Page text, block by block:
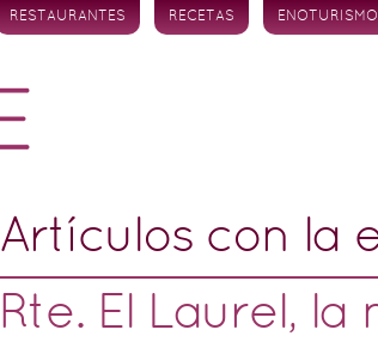
RESTAURANTES RECETAS ENOTURISMO
Artículos con la
Rte. El Laurel,